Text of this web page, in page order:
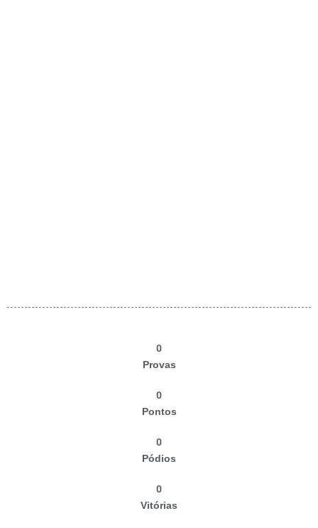
Provas
0
Pontos
0
Pódios
0
Vitórias
0